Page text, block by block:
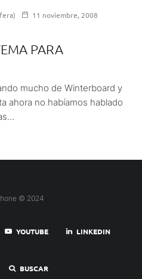
11 noviembre, 2008
PARA
mucho de Winterboard y
ahora no habíamos hablado
© 2024
YOUTUBE LINKEDIN
BUSCAR